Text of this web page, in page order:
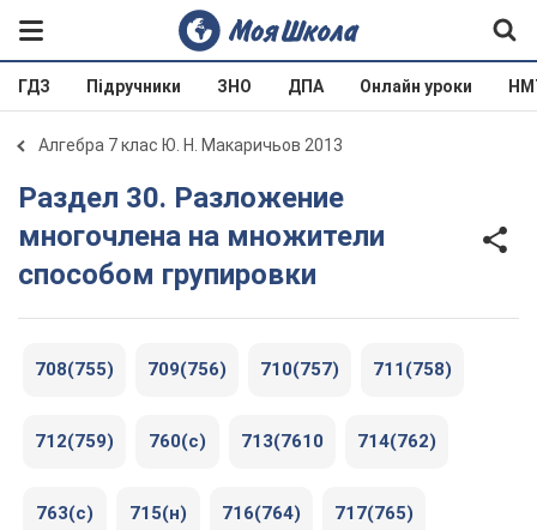
ГДЗ Підручники ЗНО ДПА Онлайн уроки
Алгебра 7 клас Ю. Н. Макаричьов 2013
Раздел 30. Разложение
многочлена на множители
способом групировки
708(755) 709(756) 710(757) 711(758)
712(759) 760(c) 713(7610 714(762)
763(c) 715(н) 716(764) 717(765)